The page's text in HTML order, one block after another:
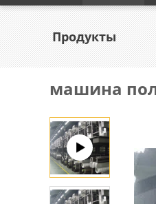
Продукты
машина